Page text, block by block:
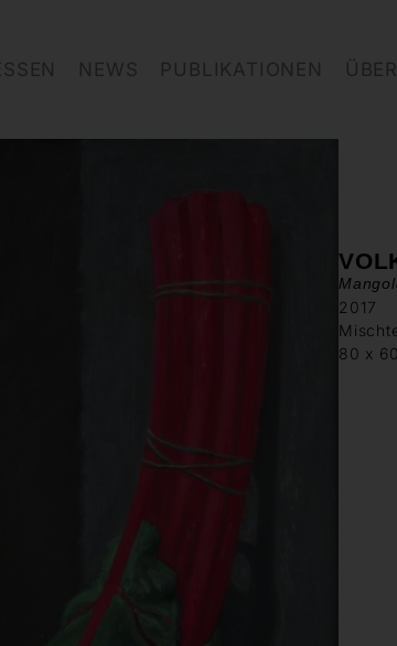
NEWS PUBLIKATIONEN
2017
80 x